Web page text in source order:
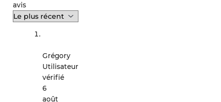
avis
Grégory
Utilisateur
vérifié
6
août